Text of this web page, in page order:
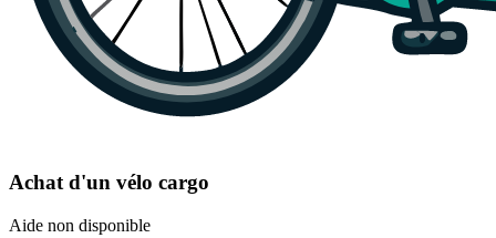
Achat d'un vélo cargo
Aide non disponible